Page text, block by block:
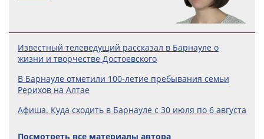
Известный телеведущий рассказал в Барнауле о
жизни и творчестве Достоевского
В Барнауле отметили 100‑летие пребывания семьи
Рерихов на Алтае
Афиша. Куда сходить в Барнауле с 30 июля по 6 августа
Посмотреть все материалы автора